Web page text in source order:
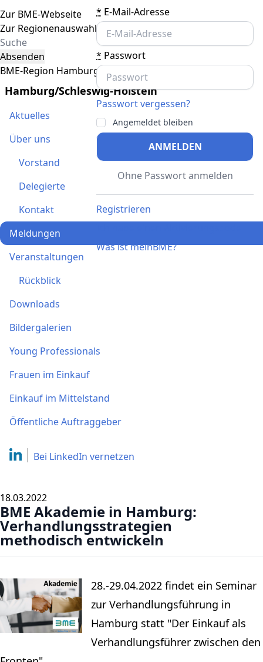
* E-Mail-Adresse
* Passwort
Passwort vergessen?
Angemeldet bleiben
ANMELDEN
Ohne Passwort anmelden
Registrieren
Was ist meinBME?
Toggle navigation
Zur BME-Webseite
Zur Regionenauswahl
Absenden
BME-Region Hamburg/Schleswig-Holstein
Hamburg/Schleswig-Holstein
Aktuelles
Über uns
Vorstand
Delegierte
Kontakt
Meldungen
Veranstaltungen
Rückblick
Downloads
Bildergalerien
Young Professionals
Frauen im Einkauf
Einkauf im Mittelstand
Öffentliche Auftraggeber
Bei LinkedIn vernetzen
18.03.2022
BME Akademie in Hamburg:
Verhandlungsstrategien
methodisch entwickeln
28.-29.04.2022 findet ein Seminar
zur Verhandlungsführung in
Hamburg statt "Der Einkauf als
Verhandlungsführer zwischen den